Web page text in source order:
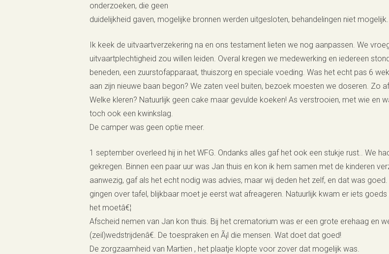
onderzoeken, die geen
duidelijkheid gaven, mogelijke bronnen werden uitgesloten, behandelingen niet mogelijk.
Ik keek de uitvaartverzekering na en ons testament lieten we nog aanpassen. We
uitvaartplechtigheid zou willen leiden. Overal kregen we medewerking en iedereen
beneden, een zuurstofapparaat, thuiszorg en speciale voeding. Was het echt pas 6
aan zijn nieuwe baan begon? We zaten veel buiten, bezoek moesten we doseren. Zo
Welke kleren? Natuurlijk geen cake maar gevulde koeken! As verstrooien, met wie en
toch ook een kwinkslag.
De camper was geen optie meer.
1 september overleed hij in het WFG. Ondanks alles gaf het ook een stukje rust.. We
gekregen. Binnen een paar uur was Jan thuis en kon ik hem samen met de kinderen
aanwezig, gaf als het echt nodig was advies, maar wij deden het zelf, en dat was
gingen over tafel, blijkbaar moet je eerst wat afreageren. Natuurlijk kwam er iets
het moetâ€¦
Afscheid nemen van Jan kon thuis. Bij het crematorium was er een grote erehaag en
(zeil)wedstrijdenâ€. De toespraken en Ã¡l die mensen. Wat doet dat goed!
De zorgzaamheid van Martien , het plaatje klopte voor zover dat mogelijk was.